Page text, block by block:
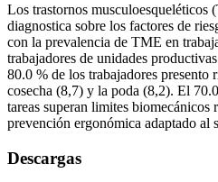
Los trastornos musculoesqueléticos
diagnostica sobre los factores de
con la prevalencia de TME en
trabajadores de unidades
80.0 % de los trabajadores
cosecha (8,7) y la poda (8,2). El
tareas superan limites
prevención ergonómica adaptado al
Descargas